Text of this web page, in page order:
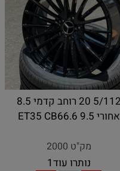
5/112 20 רוחב קדמי 8.5
אחורי 9.5 ET35 CB66.6
מק"ט 2000
נותרו עוד1